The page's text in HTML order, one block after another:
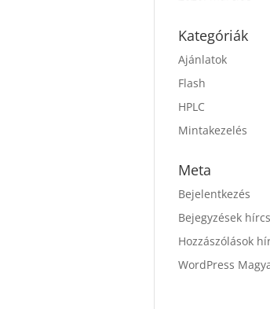
Kategóriák
Ajánlatok
Flash
HPLC
Mintakezelés
Meta
Bejelentkezés
Bejegyzések
Hozzászólások
WordPress